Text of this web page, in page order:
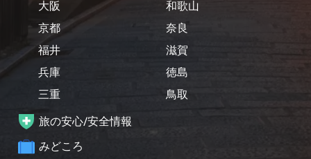
大阪
京都
福井
兵庫
三重
和歌山
奈良
滋賀
徳島
鳥取
旅の安心/安全情報
みどころ